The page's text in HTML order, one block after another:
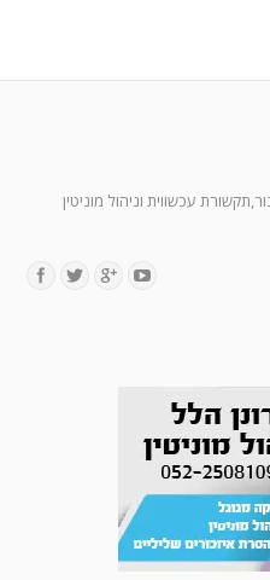
עכשווית וניהול מוניטין